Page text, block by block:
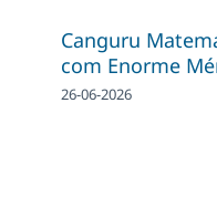
Canguru
com Enorme
26-06-2026